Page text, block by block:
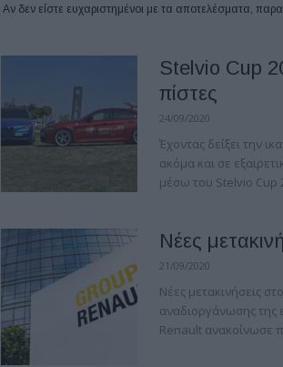
Αν δεν είστε ευχαριστημένοι με τα αποτελέσματα,
Stelvio Cup
πίστες
24/09/2020
Έχοντας δείξει την
ακόμα και σε
μέσω του Stelvio Cup
Νέες
21/09/2020
Νέες μετακινήσεις
αναδιοργάνωσης της
Renault ανακοίνωσε